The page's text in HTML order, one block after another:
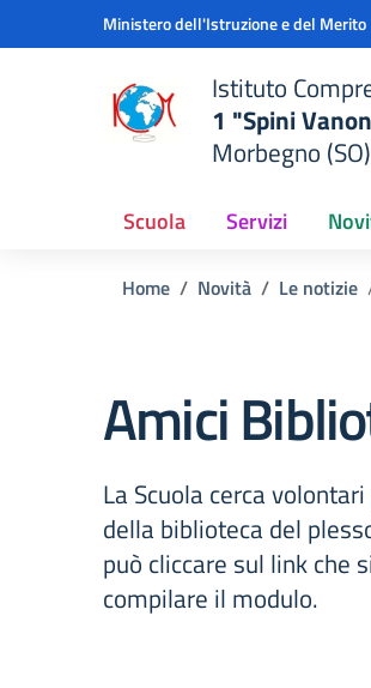
Vai ai contenuti
Vai al menu di navigazioneMinistero dell'Istruzione e del Merito
Istituto
1 "Spini
Morbegno (SO)
Scuola Servizi
Home Novità Le notizie
Amici
La Scuola cerca
della biblioteca del
può cliccare sul link che
compilare il modulo.